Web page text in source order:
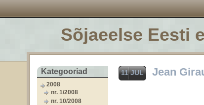
Sõjaeelse Eesti
Kategooriad
2008
nr. 1/2008
nr. 10/2008
11 JUL Jean